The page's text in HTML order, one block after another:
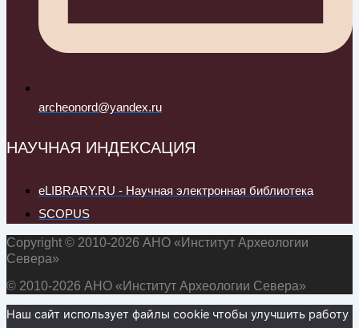
archeonord@yandex.ru
НАУЧНАЯ ИНДЕКСАЦИЯ
eLIBRARY.RU - Научная электронная библиотека
SCOPUS
Copyright © 2010-2026 АНО «Институт Археологии
Севера»
© 2010-2026 АНО «Институт Археологии Севера»
Наш сайт использует файлы cookie чтобы улучшить работу